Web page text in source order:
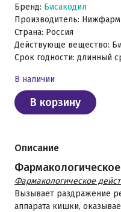
Бренд: Бисакодил
Производитель: Нижфарм
Страна: Россия
Действующе вещество:
Срок годности: длинный
В наличии
В корзину
Описание
Фармакологическое
Вызывает раздражение
аппарата кишки,